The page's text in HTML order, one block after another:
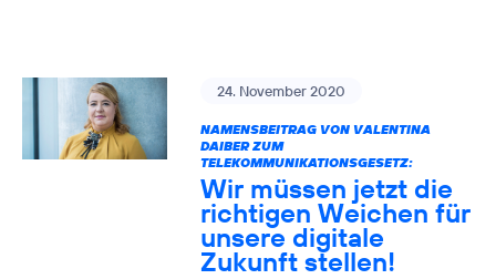
24. November 2020
NAMENSBEITRAG VON VALENTINA
DAIBER ZUM
TELEKOMMUNIKATIONSGESETZ:
Wir müssen jetzt die
richtigen Weichen für
unsere digitale
Zukunft stellen!